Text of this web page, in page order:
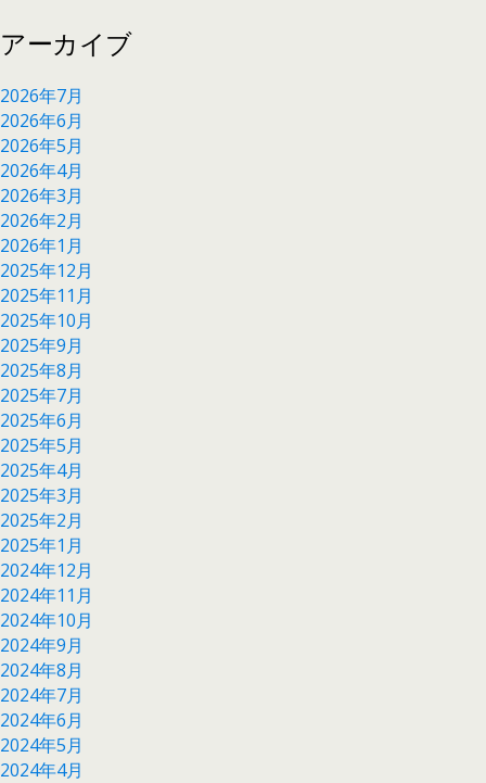
アーカイブ
2026年7月
2026年6月
2026年5月
2026年4月
2026年3月
2026年2月
2026年1月
2025年12月
2025年11月
2025年10月
2025年9月
2025年8月
2025年7月
2025年6月
2025年5月
2025年4月
2025年3月
2025年2月
2025年1月
2024年12月
2024年11月
2024年10月
2024年9月
2024年8月
2024年7月
2024年6月
2024年5月
2024年4月